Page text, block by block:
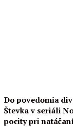
Do povedomia
Števka v seriáli
pocity pri